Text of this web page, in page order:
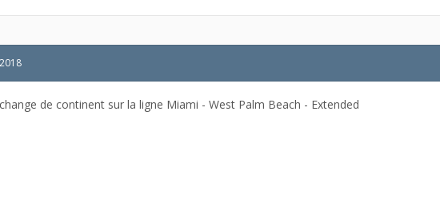
de continent sur la ligne Miami - West Palm Beach - Extended